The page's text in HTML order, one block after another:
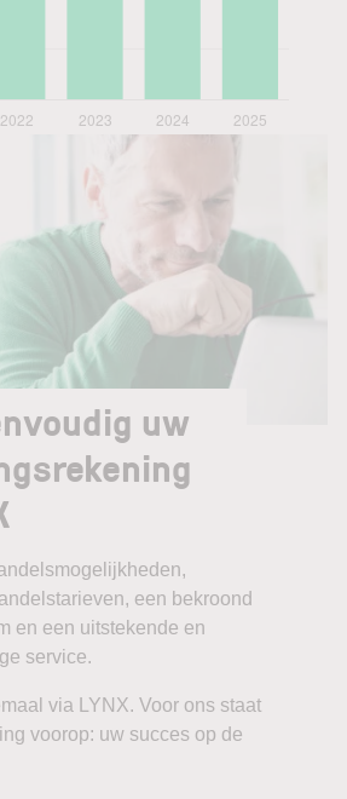
uw
een bekroond
en een uitstekende en
service.
via LYNX. Voor ons staat
voorop: uw succes op de